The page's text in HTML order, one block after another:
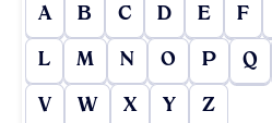
A B C D E F
L M N O P Q
V W X Y Z